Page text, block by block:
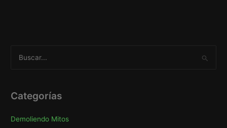
c
r
Categorías
Demoliendo Mitos